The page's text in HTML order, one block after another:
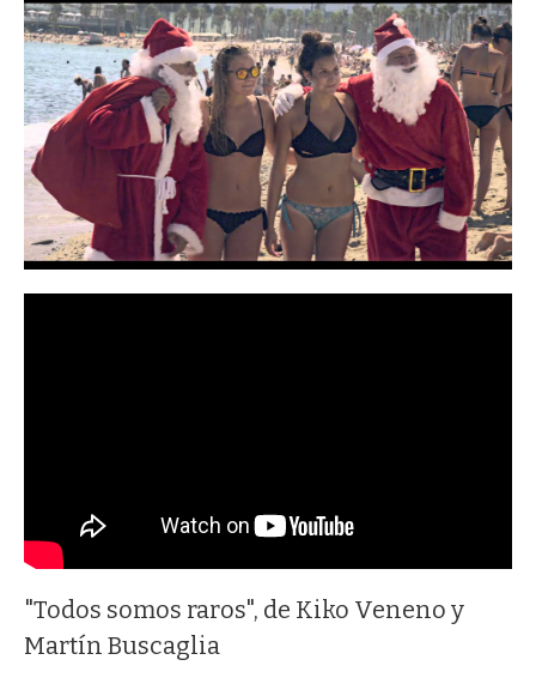
"Todos somos raros", de Kiko Veneno y
Martín Buscaglia